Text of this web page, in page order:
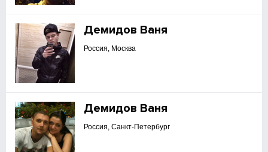
Демидов Ваня
Россия, Москва
Демидов Ваня
Россия, Санкт-Петербург